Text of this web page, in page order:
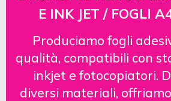
E INK JET / FOGLI
Produciamo fogli
qualità, compatibili con
inkjet e fotocopiatori.
diversi materiali,